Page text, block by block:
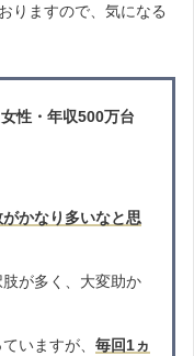
りますので、気になる
性・年収500万台
かなり多いなと思
が多く、大変助か
いますが、 毎回1ヵ